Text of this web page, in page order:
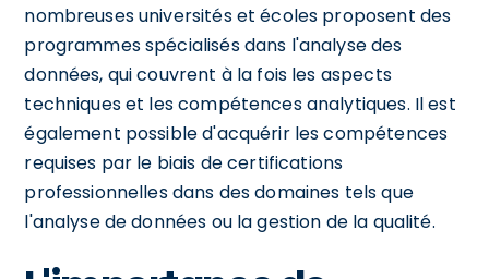
nombreuses universités et écoles proposent des
programmes spécialisés dans l'analyse des
données, qui couvrent à la fois les aspects
techniques et les compétences analytiques. Il est
également possible d'acquérir les compétences
requises par le biais de certifications
professionnelles dans des domaines tels que
l'analyse de données ou la gestion de la qualité.